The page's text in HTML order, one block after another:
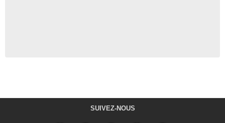
SUIVEZ-NOUS